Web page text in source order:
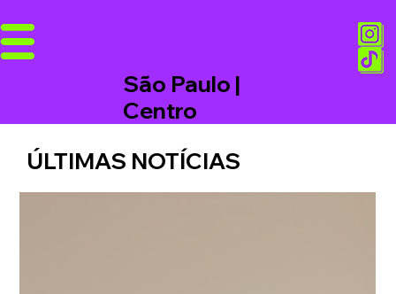
São Paulo |
Centro
ÚLTIMAS NOTÍCIAS